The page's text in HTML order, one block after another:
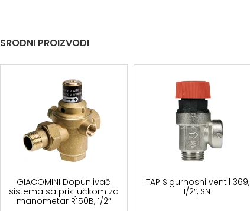
SRODNI PROIZVODI
GIACOMINI Dopunjivač
sistema sa priključkom za
manometar R150B, 1/2″
ITAP Sigurnosni ventil 369,
1/2″, SN